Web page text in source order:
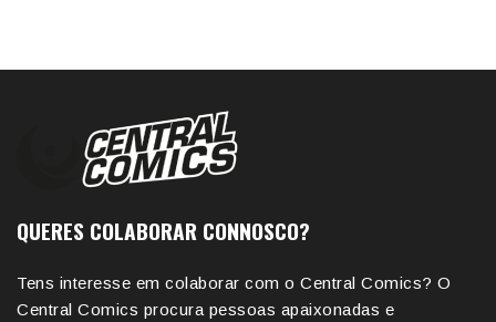
QUERES COLABORAR CONNOSCO?
Tens interesse em colaborar com o Central Comics? O
Central Comics procura pessoas apaixonadas e